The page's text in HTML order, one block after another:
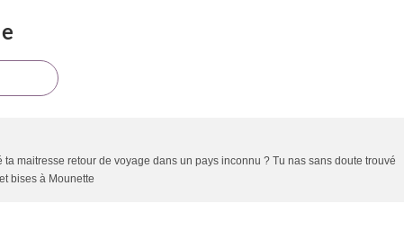
maitresse retour de voyage dans un pays inconnu ? Tu nas sans doute trouvé
bises à Mounette